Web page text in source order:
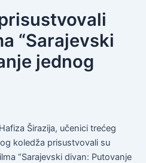
“Sarajevski
jednog
Širazija, učenici trećeg
koledža prisustvovali su
“Sarajevski divan: Putovanje